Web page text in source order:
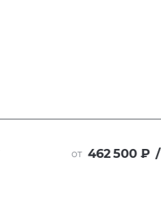
от 462 500 ₽ /